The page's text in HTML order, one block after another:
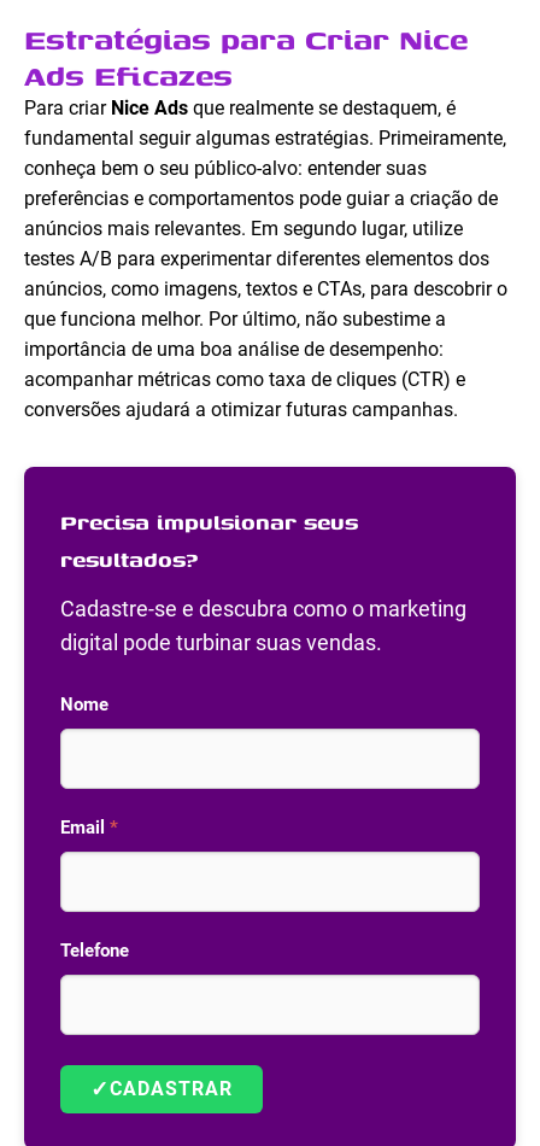
Estratégias para Criar Nice
Ads Eficazes
Para criar Nice Ads que realmente se destaquem, é
fundamental seguir algumas estratégias. Primeiramente,
conheça bem o seu público-alvo: entender suas
preferências e comportamentos pode guiar a criação de
anúncios mais relevantes. Em segundo lugar, utilize
testes A/B para experimentar diferentes elementos dos
anúncios, como imagens, textos e CTAs, para descobrir o
que funciona melhor. Por último, não subestime a
importância de uma boa análise de desempenho:
acompanhar métricas como taxa de cliques (CTR) e
conversões ajudará a otimizar futuras campanhas.
Precisa impulsionar seus
resultados?
Cadastre-se e descubra como o marketing
digital pode turbinar suas vendas.
Nome
Email *
Telefone
✓CADASTRAR